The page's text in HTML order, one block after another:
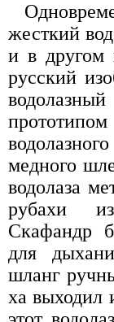
жесткий
и в другом
русский
медного
водолаза
рубахи
Скафандр
для
шланг
ха выходил